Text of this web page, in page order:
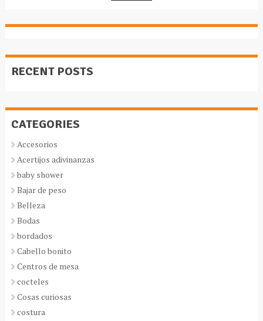
RECENT POSTS
CATEGORIES
Accesorios
Acertijos adivinanzas
baby shower
Bajar de peso
Belleza
Bodas
bordados
Cabello bonito
Centros de mesa
cocteles
Cosas curiosas
costura